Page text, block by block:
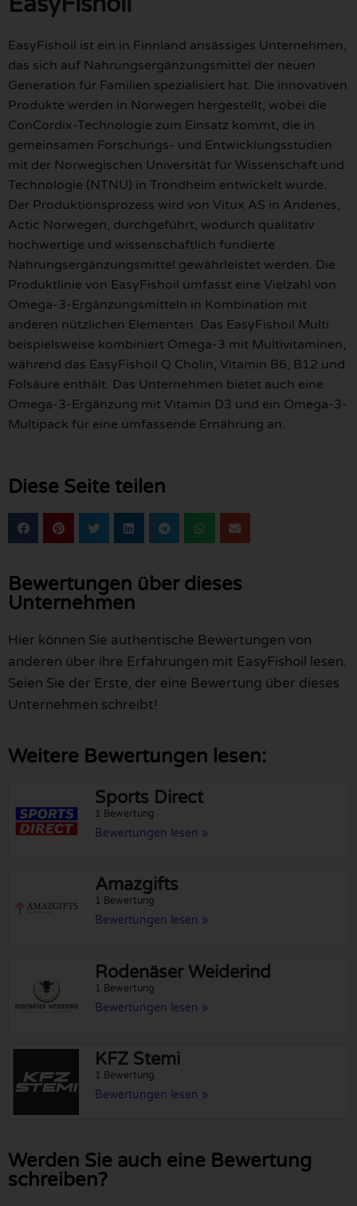
EasyFishoil ist ein in Finnland ansässiges Unternehmen,
das sich auf Nahrungsergänzungsmittel der neuen
Generation für Familien spezialisiert hat. Die innovativen
Produkte werden in Norwegen hergestellt, wobei die
ConCordix-Technologie zum Einsatz kommt, die in
gemeinsamen Forschungs- und Entwicklungsstudien
mit der Norwegischen Universität für Wissenschaft und
Technologie (NTNU) in Trondheim entwickelt wurde.
Der Produktionsprozess wird von Vitux AS in Andenes,
Actic Norwegen, durchgeführt, wodurch qualitativ
hochwertige und wissenschaftlich fundierte
Nahrungsergänzungsmittel gewährleistet werden. Die
Produktlinie von EasyFishoil umfasst eine Vielzahl von
Omega-3-Ergänzungsmitteln in Kombination mit
anderen nützlichen Elementen. Das EasyFishoil Multi
beispielsweise kombiniert Omega-3 mit Multivitaminen,
während das EasyFishoil Q Cholin, Vitamin B6, B12 und
Folsäure enthält. Das Unternehmen bietet auch eine
Omega-3-Ergänzung mit Vitamin D3 und ein Omega-3-
Multipack für eine umfassende Ernährung an.
Diese Seite teilen
Bewertungen über dieses
Unternehmen
Hier können Sie authentische Bewertungen von
anderen über ihre Erfahrungen mit EasyFishoil lesen.
Seien Sie der Erste, der eine Bewertung über dieses
Unternehmen schreibt!
Weitere Bewertungen lesen:
Sports Direct
1 Bewertung
Bewertungen lesen »
Amazgifts
1 Bewertung
Bewertungen lesen »
Rodenäser Weiderind
1 Bewertung
Bewertungen lesen »
KFZ Stemi
1 Bewertung
Bewertungen lesen »
Werden Sie auch eine Bewertung
schreiben?